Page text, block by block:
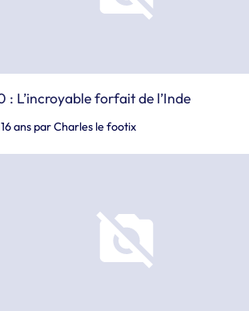
: L’incroyable forfait de l’Inde
ans parCharles le footix